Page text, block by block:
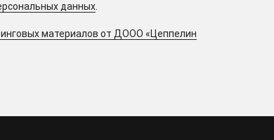
данных
материалов от ДООО «Цеппелин